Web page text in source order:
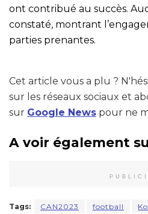
ont contribué au succès.
constaté, montrant
parties prenantes.
Cet article vous a plu ?
sur les réseaux sociaux et
sur Google News pour ne
A voir également
Tags: CAN2023 football